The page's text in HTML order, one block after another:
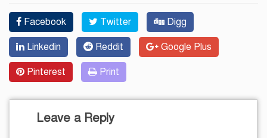
Facebook Twitter Digg
Linkedin Reddit Google Plus
Pinterest Print
Leave a Reply